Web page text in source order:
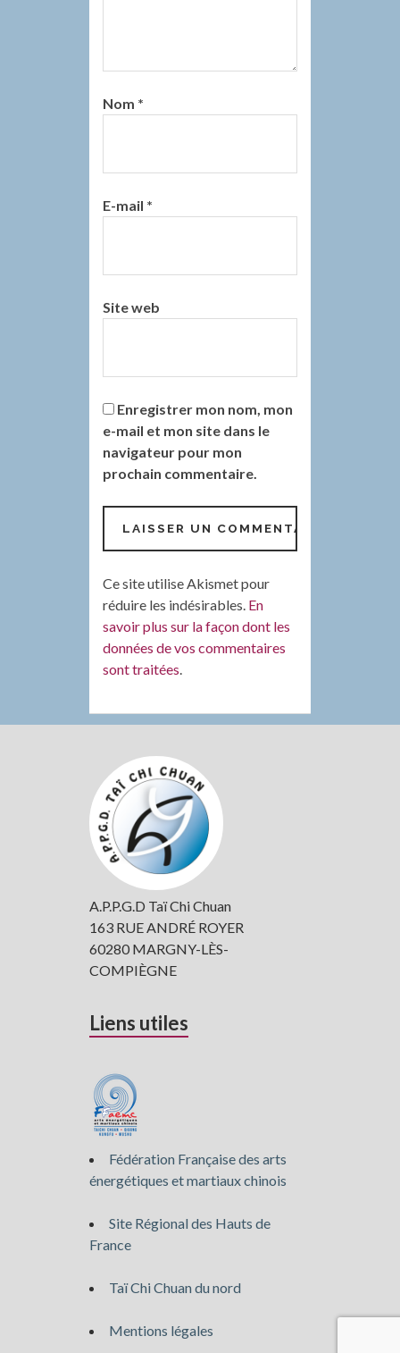
Nom *
E-mail *
Site web
Enregistrer mon nom, mon
e-mail et mon site dans le
navigateur pour mon
prochain commentaire.
Ce site utilise Akismet pour
réduire les indésirables. En
savoir plus sur la façon dont les
données de vos commentaires
sont traitées.
subsidiaire
A.P.P.G.D Taï Chi Chuan
163 RUE ANDRÉ ROYER
60280 MARGNY-LÈS-
COMPIÈGNE
Liens utiles
Fédération Française des arts
énergétiques et martiaux chinois
Site Régional des Hauts de
France
Taï Chi Chuan du nord
Mentions légales